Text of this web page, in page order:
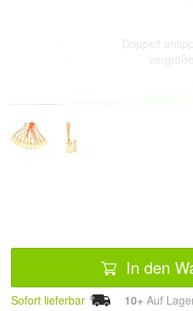
Doppelt
In den
Sofort lieferbar 10+ Auf